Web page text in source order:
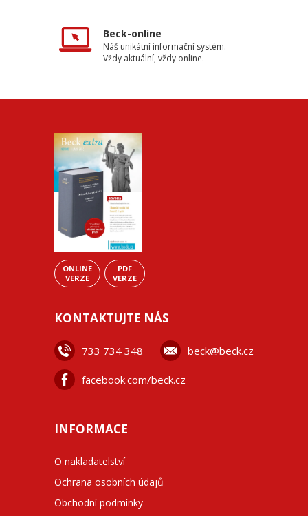
Beck-online
Náš unikátní informační systém.
Vždy aktuální, vždy online.
ONLINE
VERZE
PDF
VERZE
KONTAKTUJTE NÁS
733 734 348 beck@beck.cz
facebook.com/beck.cz
INFORMACE
O nakladatelství
Ochrana osobních údajů
Obchodní podmínky